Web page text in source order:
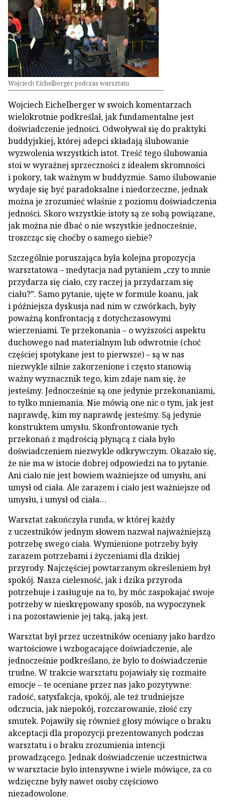
Wojciech Eichelberger podczas warsztatu
Wojciech Eichelberger w swoich komentarzach
wielokrotnie podkreślał, jak fundamentalne jest
doświadczenie jedności. Odwoływał się do praktyki
buddyjskiej, której adepci składają ślubowanie
wyzwolenia wszystkich istot. Treść tego ślubowania
stoi w wyraźnej sprzeczności z ideałem skromności
i pokory, tak ważnym w buddyzmie. Samo ślubowanie
wydaje się być paradoksalne i niedorzeczne, jednak
można je zrozumieć właśnie z poziomu doświadczenia
jedności. Skoro wszystkie istoty są ze sobą powiązane,
jak można nie dbać o nie wszystkie jednocześnie,
troszcząc się choćby o samego siebie?
Szczególnie poruszająca była kolejna propozycja
warsztatowa – medytacja nad pytaniem „czy to mnie
przydarza się ciało, czy raczej ja przydarzam się
ciału?”. Samo pytanie, ujęte w formule koanu, jak
i późniejsza dyskusja nad nim w czwórkach, były
poważną konfrontacją z dotychczasowymi
wierzeniami. Te przekonania – o wyższości aspektu
duchowego nad materialnym lub odwrotnie (choć
częściej spotykane jest to pierwsze) – są w nas
niezwykle silnie zakorzenione i często stanowią
ważny wyznacznik tego, kim zdaje nam się, że
jesteśmy. Jednocześnie są one jedynie przekonaniami,
to tylko mniemania. Nie mówią one nic o tym, jak jest
naprawdę, kim my naprawdę jesteśmy. Są jedynie
konstruktem umysłu. Skonfrontowanie tych
przekonań z mądrością płynącą z ciała było
doświadczeniem niezwykle odkrywczym. Okazało się,
że nie ma w istocie dobrej odpowiedzi na to pytanie.
Ani ciało nie jest bowiem ważniejsze od umysłu, ani
umysł od ciała. Ale zarazem i ciało jest ważniejsze od
umysłu, i umysł od ciała…
Warsztat zakończyła runda, w której każdy
z uczestników jednym słowem nazwał najważniejszą
potrzebę swego ciała. Wymienione potrzeby były
zarazem potrzebami i życzeniami dla dzikiej
przyrody. Najczęściej powtarzanym określeniem był
spokój. Nasza cielesność, jak i dzika przyroda
potrzebuje i zasługuje na to, by móc zaspokajać swoje
potrzeby w nieskrępowany sposób, na wypoczynek
i na pozostawienie jej taką, jaką jest.
Warsztat był przez uczestników oceniany jako bardzo
wartościowe i wzbogacające doświadczenie, ale
jednocześnie podkreślano, że było to doświadczenie
trudne. W trakcie warsztatu pojawiały się rozmaite
emocje – te oceniane przez nas jako pozytywne:
radość, satysfakcja, spokój, ale też trudniejsze
odczucia, jak niepokój, rozczarowanie, złość czy
smutek. Pojawiły się również głosy mówiące o braku
akceptacji dla propozycji prezentowanych podczas
warsztatu i o braku zrozumienia intencji
prowadzącego. Jednak doświadczenie uczestnictwa
w warsztacie było intensywne i wiele mówiące, za co
wdzięczne były nawet osoby częściowo
niezadowolone.